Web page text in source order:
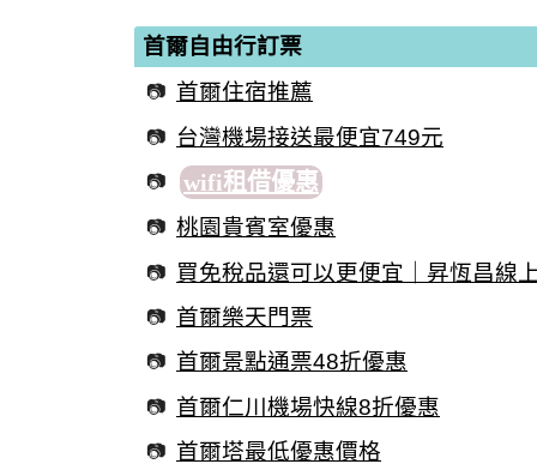
首爾自由行訂票
首爾住宿推薦
台灣機場接送最便宜749元
wifi租借優惠
桃園貴賓室優惠
買免稅品還可以更便宜｜昇恆昌線
首爾樂天門票
首爾景點通票48折優惠
首爾仁川機場快線8折優惠
首爾塔最低優惠價格